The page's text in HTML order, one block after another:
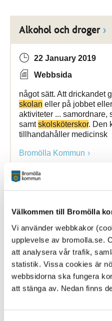
Välkommen till Bromölla
Vi använder webbkakor
upplevelse av bromolla.se.
att analysera vår trafik,
statistik. Vissa cookies är
webbsidorna ska fungera
att stänga av. Nedan finns
Alkohol och droger
22 January 2019
Webbsida
något sätt. Att drickandet
skolan eller på jobbet
aktiviteter ... samordnare,
samtskolsköterskor. Den
tillhandahåller medicinsk
Bromölla Kommun
1 August 2025
Webbsida
Allmän förskola erbjuds
höstterminen det år
läsårstider, vilket innebär
skolanhar lov/elevfria